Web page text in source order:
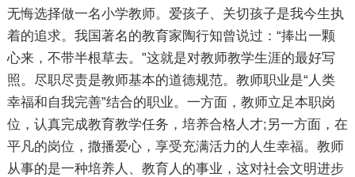
无悔选择做一名小学教师。爱孩子、关切孩子是我今生执
着的追求。我国著名的教育家陶行知曾说过：“捧出一颗
心来，不带半根草去。”这就是对教师教学生涯的最好写
照。尽职尽责是教师基本的道德规范。教师职业是“人类
幸福和自我完善”结合的职业。一方面，教师立足本职岗
位，认真完成教育教学任务，培养合格人才;另一方面，在
平凡的岗位，撒播爱心，享受充满活力的人生幸福。教师
从事的是一种培养人、教育人的事业，这对社会文明进步